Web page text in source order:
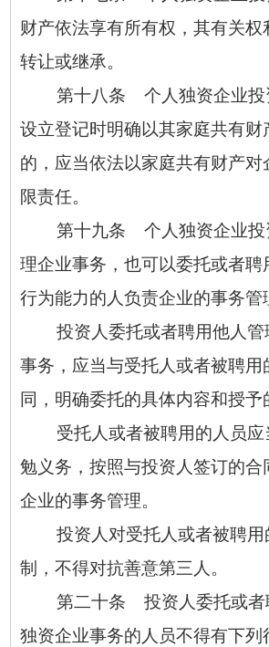
财产依法享有所有权，其有关权
转让或继承。
第十八条 个人独资企业投
设立登记时明确以其家庭共有财
的，应当依法以家庭共有财产对
限责任。
第十九条 个人独资企业投
理企业事务，也可以委托或者聘
行为能力的人负责企业的事务管
投资人委托或者聘用他人管
事务，应当与受托人或者被聘用
同，明确委托的具体内容和授予
受托人或者被聘用的人员应
勉义务，按照与投资人签订的合
企业的事务管理。
投资人对受托人或者被聘用
制，不得对抗善意第三人。
第二十条 投资人委托或者
独资企业事务的人员不得有下列